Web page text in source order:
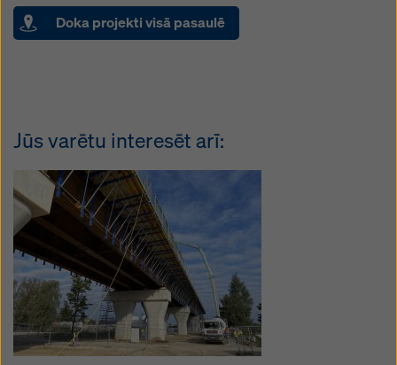
Doka projekti visā pasaulē
Jūs varētu interesēt arī: